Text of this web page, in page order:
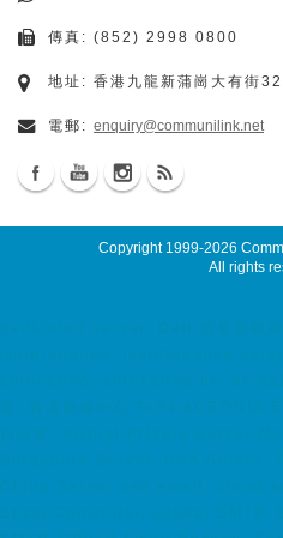
傳真: (852) 2998 0800
地址: 香港九龍新蒲崗大有街
電郵: enquiry@communilink.net
Copyright 1999-2026
All rights